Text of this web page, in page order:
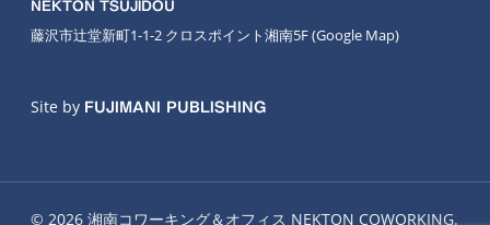
NEKTON TSUJIDOU
藤沢市辻堂新町1-1-2 クロスポイント湘南5F(Google Map)
Site by FUJIMANI PUBLISHING
© 2026 湘南コワーキング＆オフィス NEKTON COWORKING.